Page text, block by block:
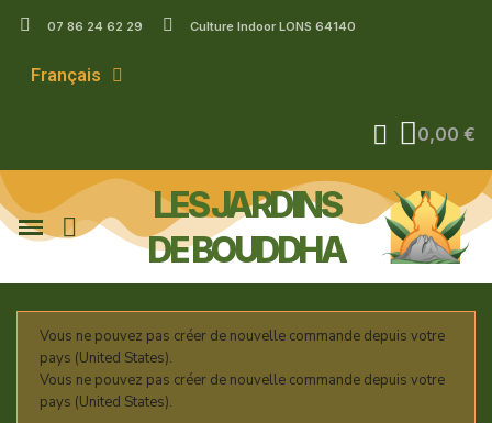
07 86 24 62 29 Culture Indoor LONS 64140
Français
0,00 €
LES JARDINS
DE BOUDDHA
Vous ne pouvez pas créer de nouvelle commande depuis votre
pays (United States).
Vous ne pouvez pas créer de nouvelle commande depuis votre
pays (United States).